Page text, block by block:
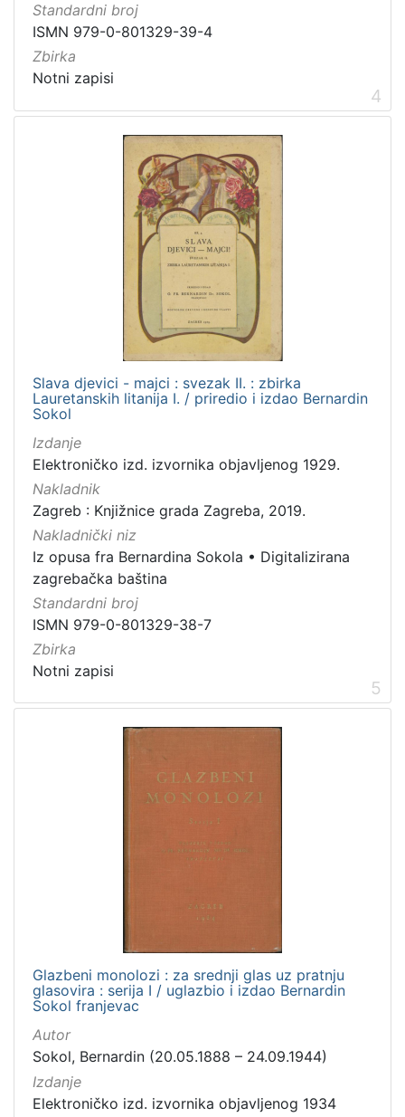
Standardni broj
ISMN 979-0-801329-39-4
Zbirka
Notni zapisi
4
Slava djevici - majci : svezak II. : zbirka
Lauretanskih litanija I. / priredio i izdao Bernardin
Sokol
Izdanje
Elektroničko izd. izvornika objavljenog 1929.
Nakladnik
Zagreb : Knjižnice grada Zagreba, 2019.
Nakladnički niz
Iz opusa fra Bernardina Sokola • Digitalizirana
zagrebačka baština
Standardni broj
ISMN 979-0-801329-38-7
Zbirka
Notni zapisi
5
Glazbeni monolozi : za srednji glas uz pratnju
glasovira : serija I / uglazbio i izdao Bernardin
Sokol franjevac
Autor
Sokol, Bernardin (20.05.1888 – 24.09.1944)
Izdanje
Elektroničko izd. izvornika objavljenog 1934